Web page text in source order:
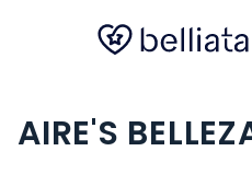
AIRE'S